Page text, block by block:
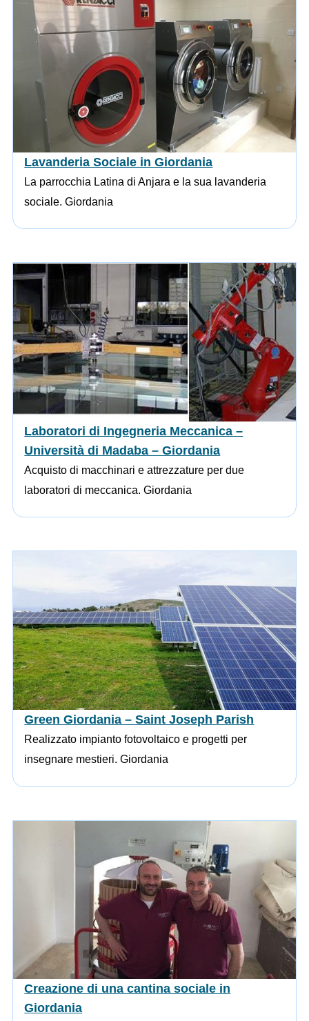
Lavanderia Sociale in Giordania
La parrocchia Latina di Anjara e la sua lavanderia
sociale. Giordania
Laboratori di Ingegneria Meccanica –
Università di Madaba – Giordania
Acquisto di macchinari e attrezzature per due
laboratori di meccanica. Giordania
Green Giordania – Saint Joseph Parish
Realizzato impianto fotovoltaico e progetti per
insegnare mestieri. Giordania
Creazione di una cantina sociale in
Giordania